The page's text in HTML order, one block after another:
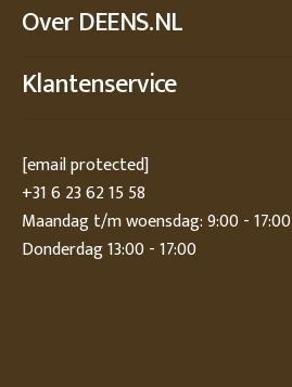
Over DEENS.NL
Klantenservice
[email protected]
+31 6 23 62 15 58
Maandag t/m woensdag: 9:00 - 17:00
Donderdag 13:00 - 17:00